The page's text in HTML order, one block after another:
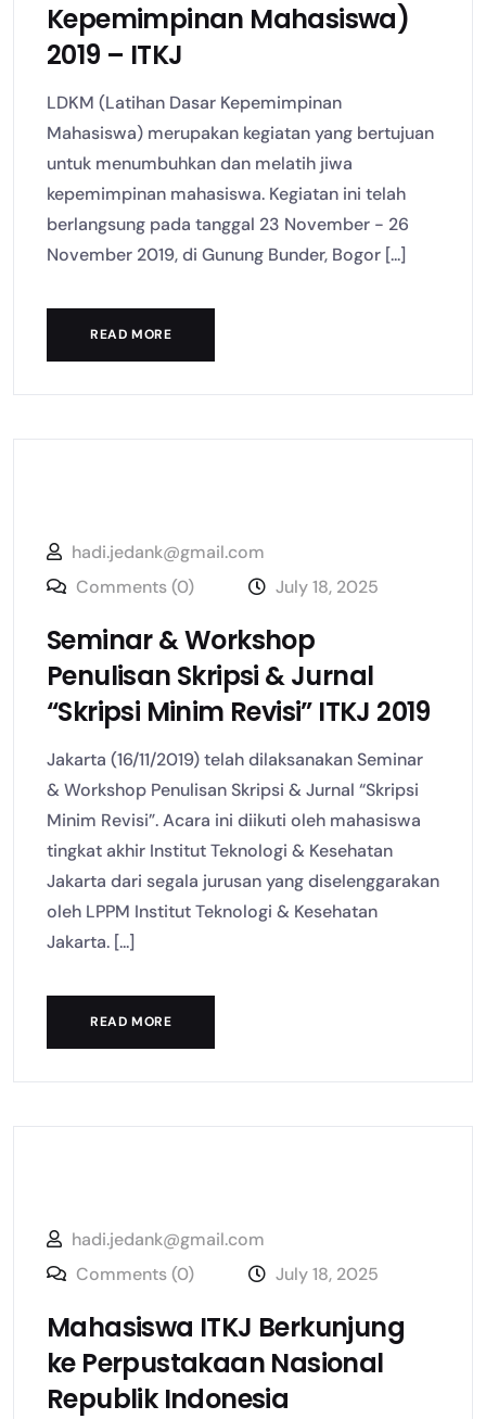
Kepemimpinan Mahasiswa)
2019 – ITKJ
LDKM (Latihan Dasar Kepemimpinan
Mahasiswa) merupakan kegiatan yang bertujuan
untuk menumbuhkan dan melatih jiwa
kepemimpinan mahasiswa. Kegiatan ini telah
berlangsung pada tanggal 23 November - 26
November 2019, di Gunung Bunder, Bogor [...]
READ MORE
hadi.jedank@gmail.com
Comments (0)
July 18, 2025
Seminar & Workshop
Penulisan Skripsi & Jurnal
“Skripsi Minim Revisi” ITKJ 2019
Jakarta (16/11/2019) telah dilaksanakan Seminar
& Workshop Penulisan Skripsi & Jurnal “Skripsi
Minim Revisi”. Acara ini diikuti oleh mahasiswa
tingkat akhir Institut Teknologi & Kesehatan
Jakarta dari segala jurusan yang diselenggarakan
oleh LPPM Institut Teknologi & Kesehatan
Jakarta. [...]
READ MORE
hadi.jedank@gmail.com
Comments (0)
July 18, 2025
Mahasiswa ITKJ Berkunjung
ke Perpustakaan Nasional
Republik Indonesia